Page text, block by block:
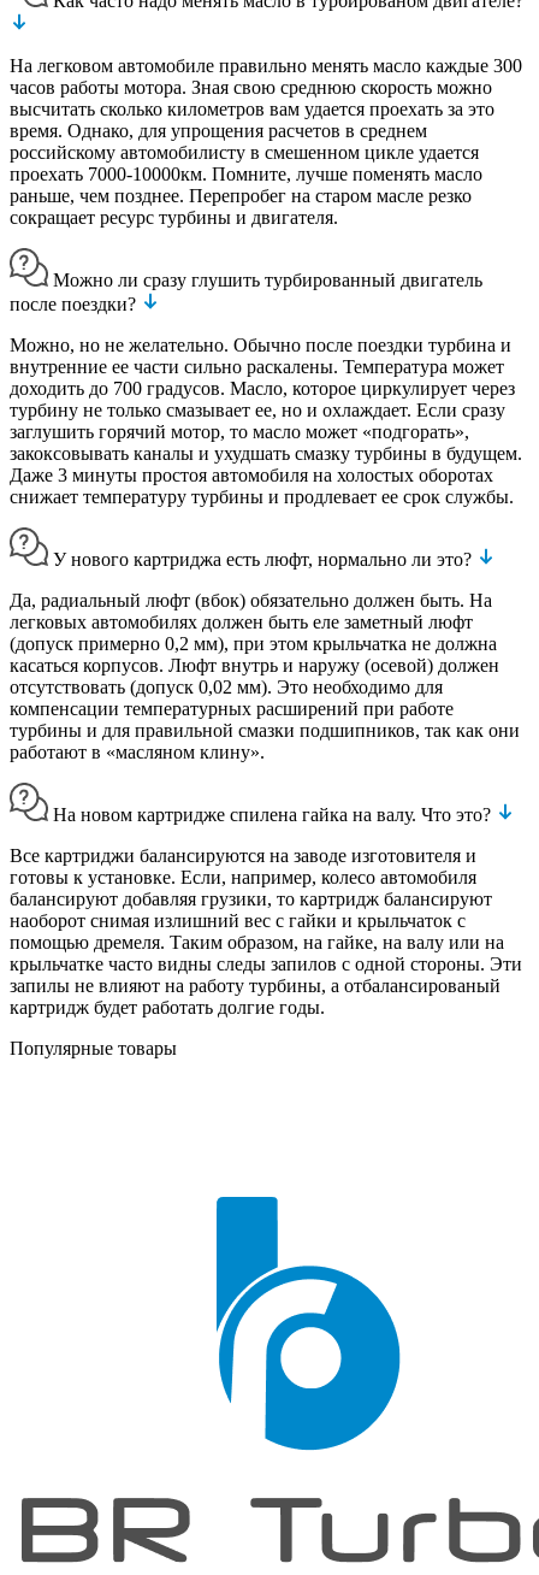
На легковом автомобиле правильно менять масло каждые 300
часов работы мотора. Зная свою среднюю скорость можно
высчитать сколько километров вам удается проехать за это
время. Однако, для упрощения расчетов в среднем
российскому автомобилисту в смешенном цикле удается
проехать 7000-10000км. Помните, лучше поменять масло
раньше, чем позднее. Перепробег на старом масле резко
сокращает ресурс турбины и двигателя.
Можно ли сразу глушить турбированный двигатель
после поездки?
Можно, но не желательно. Обычно после поездки турбина и
внутренние ее части сильно раскалены. Температура может
доходить до 700 градусов. Масло, которое циркулирует через
турбину не только смазывает ее, но и охлаждает. Если сразу
заглушить горячий мотор, то масло может «подгорать»,
закоксовывать каналы и ухудшать смазку турбины в будущем.
Даже 3 минуты простоя автомобиля на холостых оборотах
снижает температуру турбины и продлевает ее срок службы.
У нового картриджа есть люфт, нормально ли это?
Да, радиальный люфт (вбок) обязательно должен быть. На
легковых автомобилях должен быть еле заметный люфт
(допуск примерно 0,2 мм), при этом крыльчатка не должна
касаться корпусов. Люфт внутрь и наружу (осевой) должен
отсутствовать (допуск 0,02 мм). Это необходимо для
компенсации температурных расширений при работе
турбины и для правильной смазки подшипников, так как они
работают в «масляном клину».
На новом картридже спилена гайка на валу. Что это?
Все картриджи балансируются на заводе изготовителя и
готовы к установке. Если, например, колесо автомобиля
балансируют добавляя грузики, то картридж балансируют
наоборот снимая излишний вес с гайки и крыльчаток с
помощью дремеля. Таким образом, на гайке, на валу или на
крыльчатке часто видны следы запилов с одной стороны. Эти
запилы не влияют на работу турбины, а отбалансированый
картридж будет работать долгие годы.
Популярные товары